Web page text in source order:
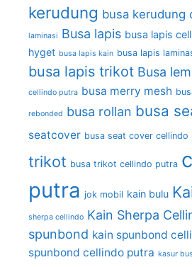
kerudung busa kerudung
laminasi Busa lapis busa lapis
hyget busa lapis kain busa lapis
busa lapis trikot Busa
cellindo putra busa merry mesh
rebonded busa rollan busa
seatcover busa seat cover cellindo
trikot busa trikot cellindo putra
putra jok mobil kain bulu
sherpa cellindo Kain Sherpa
spunbond kain spunbond
spunbond cellindo putra kasur